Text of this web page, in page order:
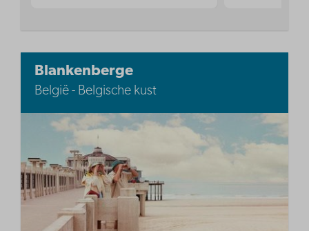
Blankenberge
België - Belgische kust